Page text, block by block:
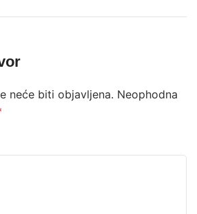
neće biti objavljena. Neophodna